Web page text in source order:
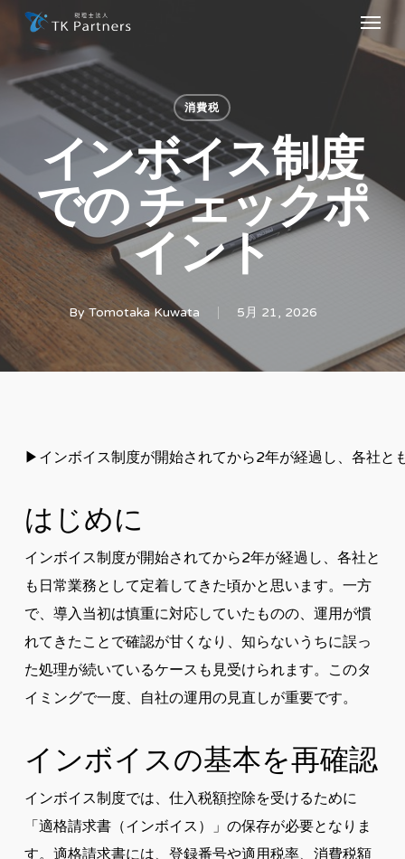
Skip
main
content
Menu
消費税
インボイス制度
での チェックポ
イント
By Tomotaka Kuwata 5月 21, 2026
▶インボイス制度が開始されてから2年が経過し、各社と
はじめに
インボイス制度が開始されてから2年が経過し、各社と
も日常業務として定着してきた頃かと思います。一方
で、導入当初は慎重に対応していたものの、運用が慣
れてきたことで確認が甘くなり、知らないうちに誤っ
た処理が続いているケースも見受けられます。このタ
イミングで一度、自社の運用の見直しが重要です。
インボイスの基本を再確認
インボイス制度では、仕入税額控除を受けるために
「適格請求書（インボイス）」の保存が必要となりま
す。適格請求書には、登録番号や適用税率、消費税額